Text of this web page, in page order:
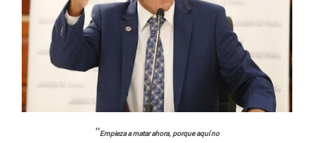
“Empieza a matar ahora, porque aquí no